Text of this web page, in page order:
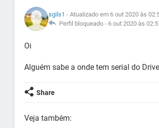
sgils1 - Atualizado em 6 out 2020 às
Perfil bloqueado - 6 out 2020 às
Oi
Alguém sabe a onde tem serial do
Share
Veja também: